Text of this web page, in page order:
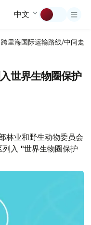
中文
跨里海国际运输路线/中间走廊
世界生物圈保护
林业和野生动物委员会
入 "世界生物圈保护